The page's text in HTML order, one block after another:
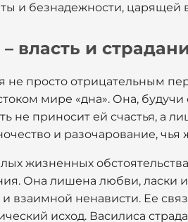
и безнадежности, царящей
власть и
не просто отрицательным
мире «дна». Она,
не приносит ей счастья, а
и разочарование,
жизненных
Она лишена любви, ласки
взаимной ненависти. Ее
исход. Василиса